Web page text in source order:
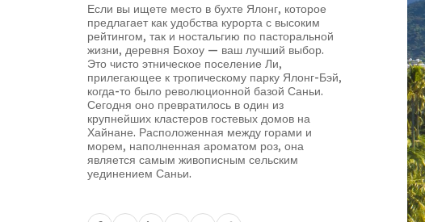
Если вы ищете место в бухте Ялонг, которое
предлагает как удобства курорта с высоким
рейтингом, так и ностальгию по пасторальной
жизни, деревня Бохоу — ваш лучший выбор.
Это чисто этническое поселение Ли,
прилегающее к тропическому парку Ялонг-Бэй,
когда-то было революционной базой Саньи.
Сегодня оно превратилось в один из
крупнейших кластеров гостевых домов на
Хайнане. Расположенная между горами и
морем, наполненная ароматом роз, она
является самым живописным сельским
уединением Саньи.